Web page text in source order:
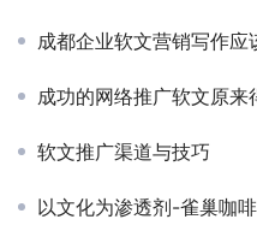
成都企业软文营销写作应
成功的网络推广软文原来
软文推广渠道与技巧
以文化为渗透剂-雀巢咖